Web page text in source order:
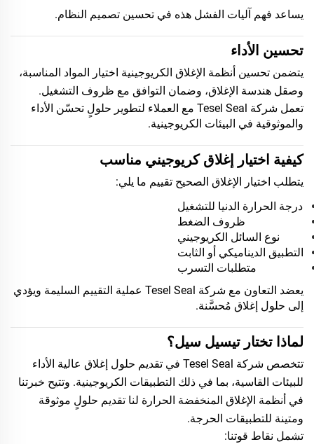
يساعد فهم آليات الفشل هذه في تحسين تصميم النظام.
تحسين الأداء
يتضمن تحسين أنظمة الإغلاق الكريوجينية اختيار المواد المناسبة،
وصقل هندسة الإغلاق، وضمان التوافق مع ظروف التشغيل.
تعمل شركة Tesel Seal مع العملاء لتطوير حلولٍ تحسّن الأداء
والموثوقية في البيئات الكريوجينية.
كيفية اختيار إغلاق كريوجيني مناسب
يتطلب اختيار الإغلاق الصحيح تقييم ما يلي:
درجة الحرارة الدنيا للتشغيل
ظروف الضغط
نوع السائل الكريوجيني
التطبيق الديناميكي أو الثابت
متطلبات التسرب
يعضد التعاون مع شركة Tesel Seal عملية التقييم السليمة ويؤدي
إلى حلول إغلاق مُحسَّنة.
لماذا تختار تيسيل سيل؟
تتخصص شركة Tesel Seal في تقديم حلول إغلاق عالية الأداء
للبيئات القاسية، بما في ذلك التطبيقات الكريوجينية. وتتيح خبرتنا
في أنظمة الإغلاق المنخفضة الحرارة لنا تقديم حلولٍ موثوقة
ومتينة للتطبيقات الحرجة.
تشمل نقاط قوتنا: